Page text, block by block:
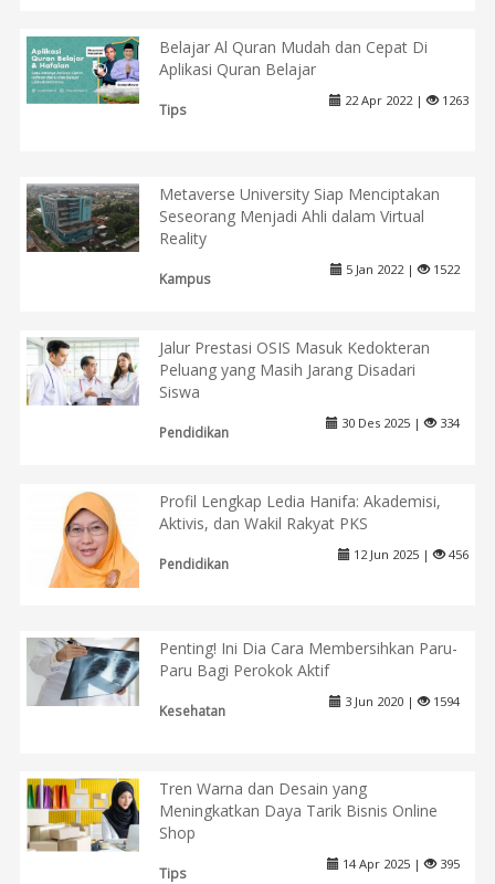
Belajar Al Quran Mudah dan Cepat Di
Aplikasi Quran Belajar
Tips
22 Apr 2022 | 1263
Metaverse University Siap Menciptakan
Seseorang Menjadi Ahli dalam Virtual
Reality
Kampus
5 Jan 2022 | 1522
Jalur Prestasi OSIS Masuk Kedokteran
Peluang yang Masih Jarang Disadari
Siswa
Pendidikan
30 Des 2025 | 334
Profil Lengkap Ledia Hanifa: Akademisi,
Aktivis, dan Wakil Rakyat PKS
Pendidikan
12 Jun 2025 | 456
Penting! Ini Dia Cara Membersihkan Paru-
Paru Bagi Perokok Aktif
Kesehatan
3 Jun 2020 | 1594
Tren Warna dan Desain yang
Meningkatkan Daya Tarik Bisnis Online
Shop
Tips
14 Apr 2025 | 395